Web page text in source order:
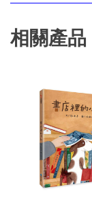
相關產品